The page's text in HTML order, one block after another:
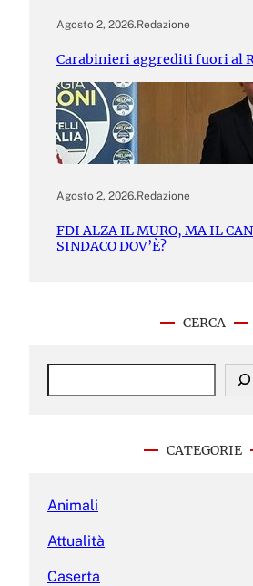
Agosto 2, 2026.Redazione
Carabinieri aggrediti fuori al
Agosto 2, 2026.Redazione
FDI ALZA IL MURO, MA IL
SINDACO DOV’È?
CERCA
S
CATEGORIE
Animali
Attualità
Caserta